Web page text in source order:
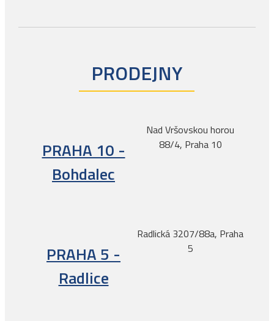
PRODEJNY
PRAHA 10 -
Bohdalec
Nad Vršovskou horou
88/4, Praha 10
PRAHA 5 -
Radlice
Radlická 3207/88a, Praha
5